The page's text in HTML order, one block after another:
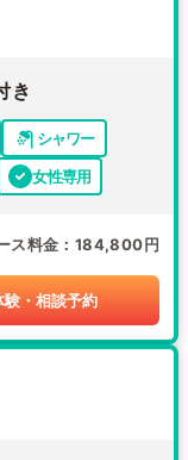
き
シャワー
女性専用
ス料金 184,800円
験・相談予約